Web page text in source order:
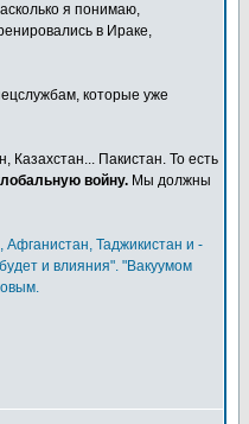
я понимаю,
в Ираке,
которые уже
Казахстан... Пакистан. То есть
войну. Мы должны
Таджикистан и -
и влияния". "Вакуумом